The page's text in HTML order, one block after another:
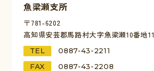
魚梁瀬支所
〒781-6202
高知県安芸郡馬路村大字魚梁瀬10番地11
TEL
0887-43-2211
FAX
0887-43-2208